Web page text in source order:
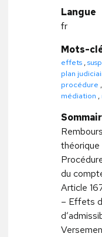
Langue
fr
Mots-
effets ,
plan
procédure ,
médiation ,
théorique
du
Article
– Effets